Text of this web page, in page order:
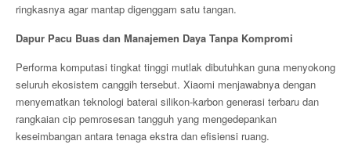
ringkasnya agar mantap digenggam satu tangan.
Dapur Pacu Buas dan Manajemen Daya Tanpa Kompromi
Performa komputasi tingkat tinggi mutlak dibutuhkan guna menyokong
seluruh ekosistem canggih tersebut. Xiaomi menjawabnya dengan
menyematkan teknologi baterai silikon-karbon generasi terbaru dan
rangkaian cip pemrosesan tangguh yang mengedepankan
keseimbangan antara tenaga ekstra dan efisiensi ruang.